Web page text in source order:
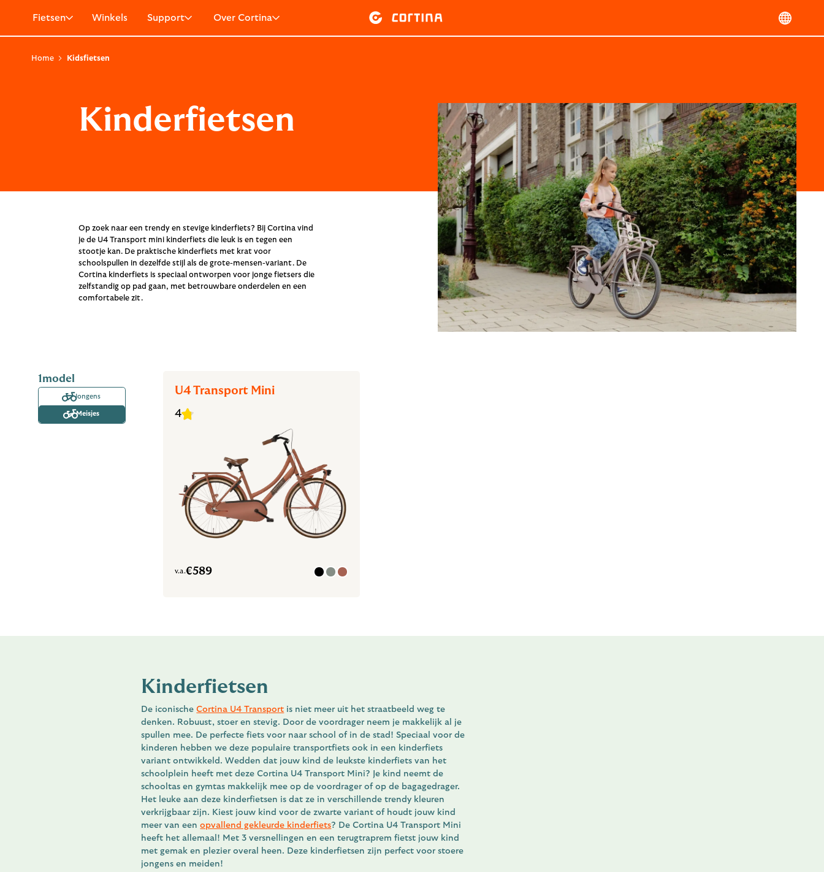
Fietsen Winkels Support Over Cortina
Home Kidsfietsen
Kinderfietsen
Op zoek naar een trendy en stevige kinderfiets? Bij Cortina vind
je de U4 Transport mini kinderfiets die leuk is en tegen een
stootje kan. De praktische kinderfiets met krat voor
schoolspullen in dezelfde stijl als de grote-mensen-variant. De
Cortina kinderfiets is speciaal ontworpen voor jonge fietsers die
zelfstandig op pad gaan, met betrouwbare onderdelen en een
comfortabele zit.
1model
Jongens
Meisjes
U4 Transport Mini
4
v.a.€589
Kinderfietsen
De iconischeCortina U4 Transport is niet meer uit het straatbeeld weg te
denken. Robuust, stoer en stevig. Door de voordrager neem je makkelijk al je
spullen mee. De perfecte fiets voor naar school of in de stad! Speciaal voor de
kinderen hebben we deze populaire transportfiets ook in een kinderfiets
variant ontwikkeld. Wedden dat jouw kind de leukste kinderfiets van het
schoolplein heeft met deze Cortina U4 Transport Mini? Je kind neemt de
schooltas en gymtas makkelijk mee op de voordrager of op de bagagedrager.
Het leuke aan deze kinderfietsen is dat ze in verschillende trendy kleuren
verkrijgbaar zijn. Kiest jouw kind voor de zwarte variant of houdt jouw kind
meer van eenopvallend gekleurde kinderfiets? De Cortina U4 Transport Mini
heeft het allemaal! Met 3 versnellingen en een terugtraprem fietst jouw kind
met gemak en plezier overal heen. Deze kinderfietsen zijn perfect voor stoere
jongens en meiden!